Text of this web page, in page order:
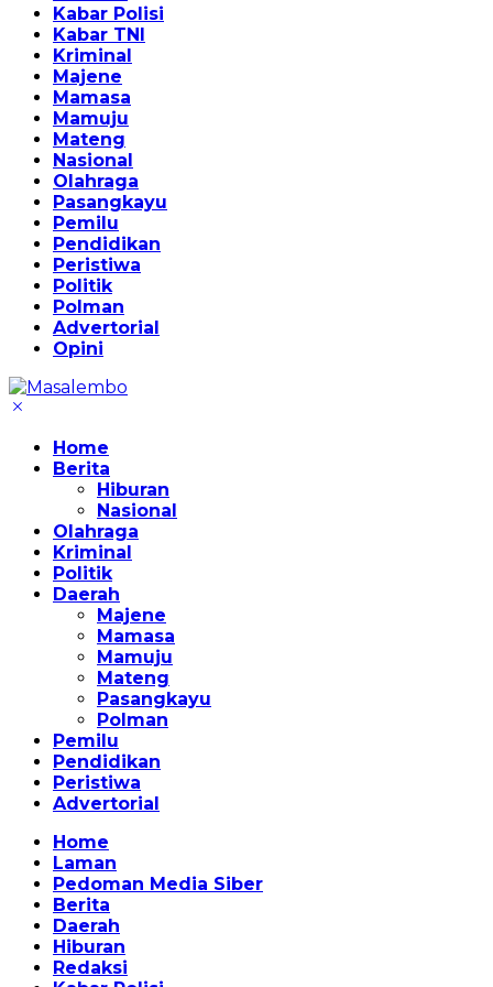
Kabar Polisi
Kabar TNI
Kriminal
Majene
Mamasa
Mamuju
Mateng
Nasional
Olahraga
Pasangkayu
Pemilu
Pendidikan
Peristiwa
Politik
Polman
Advertorial
Opini
Home
Berita
Hiburan
Nasional
Olahraga
Kriminal
Politik
Daerah
Majene
Mamasa
Mamuju
Mateng
Pasangkayu
Polman
Pemilu
Pendidikan
Peristiwa
Advertorial
Home
Laman
Pedoman Media Siber
Berita
Daerah
Hiburan
Redaksi